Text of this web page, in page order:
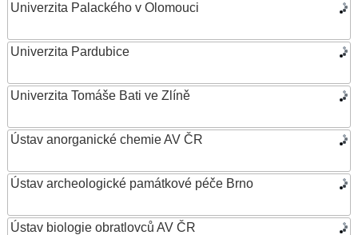
Univerzita Palackého v Olomouci
Univerzita Pardubice
Univerzita Tomáše Bati ve Zlíně
Ústav anorganické chemie AV ČR
Ústav archeologické památkové péče Brno
Ústav biologie obratlovců AV ČR